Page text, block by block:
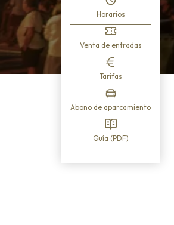
Horarios
Venta de entradas
Tarifas
Abono de aparcamiento
Guía (PDF)